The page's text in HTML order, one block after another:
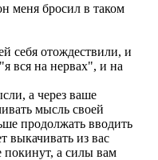
меня бросил в таком
себя отождествили, и
вся на нервах", и на
а через ваше
мысль своей
продолжать вводить
выкачивать из вас
покинут, а силы вам